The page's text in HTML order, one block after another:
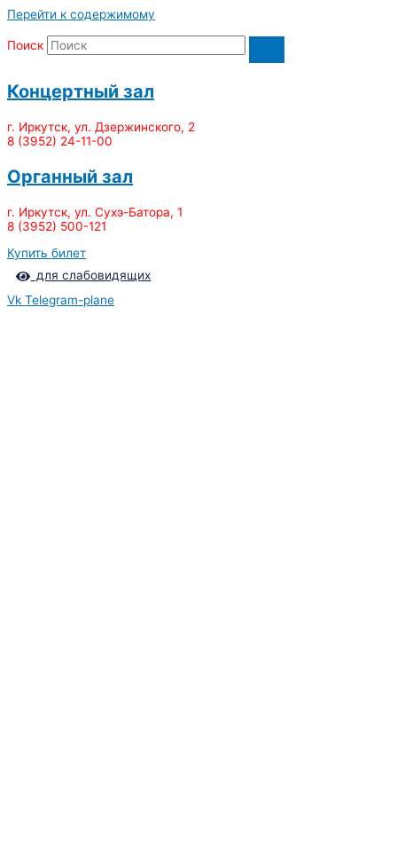
Перейти к содержимому
Поиск
Концертный зал
г. Иркутск, ул. Дзержинского, 2
8 (3952) 24-11-00
Органный зал
г. Иркутск, ул. Сухэ-Батора, 1
8 (3952) 500-121
Купить билет
для слабовидящих
Vk Telegram-plane